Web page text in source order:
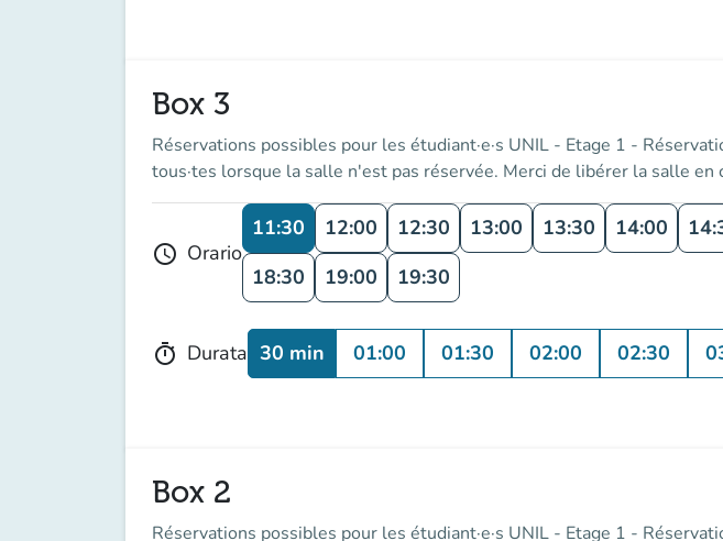
Box 3
Réservations possibles pour les étudiant·e·s UNIL - Etage 1 -
tous·tes lorsque la salle n'est pas réservée. Merci de libérer la salle en
schedule Orario
11:30 12:00 12:30 13:00 13:30 14:00
18:30
19:00 19:30
timer Durata 30 min 01:00 01:30 02:00 02:30
Box 2
Réservations possibles pour les étudiant·e·s UNIL - Etage 1 -